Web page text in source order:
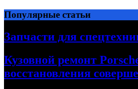
Перейти
к
содержимому
Популярные статьи
Запчасти для
Кузовной ремонт
восстановления